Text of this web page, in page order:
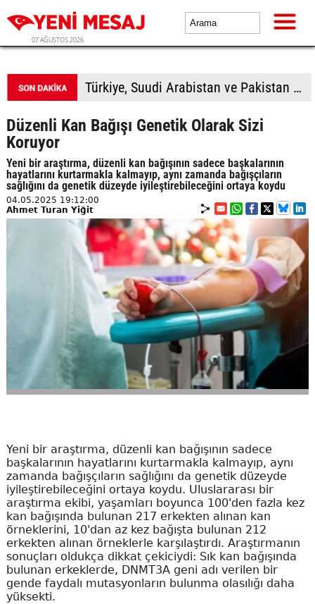
07 AĞUSTOS 2026
Türkiye, Suudi Arabistan ve Pakistan üçlü savunma anlaşması imzalayacak
Düzenli Kan Bağışı Genetik Olarak Sizi
Koruyor
Yeni bir araştırma, düzenli kan bağışının sadece başkalarının
hayatlarını kurtarmakla kalmayıp, aynı zamanda bağışçıların
sağlığını da genetik düzeyde iyileştirebileceğini ortaya koydu
04.05.2025 19:12:00
Ahmet Turan Yiğit
Yeni bir araştırma, düzenli kan bağışının sadece
başkalarının hayatlarını kurtarmakla kalmayıp, aynı
zamanda bağışçıların sağlığını da genetik düzeyde
iyileştirebileceğini ortaya koydu. Uluslararası bir
araştırma ekibi, yaşamları boyunca 100'den fazla kez
kan bağışında bulunan 217 erkekten alınan kan
örneklerini, 10'dan az kez bağışta bulunan 212
erkekten alınan örneklerle karşılaştırdı. Araştırmanın
sonuçları oldukça dikkat çekiciydi: Sık kan bağışında
bulunan erkeklerde, DNMT3A geni adı verilen bir
gende faydalı mutasyonların bulunma olasılığı daha
yüksekti.